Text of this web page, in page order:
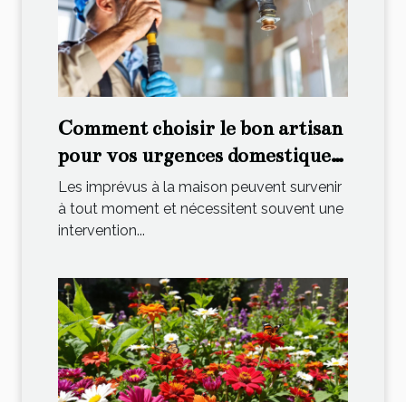
Comment choisir le bon artisan
pour vos urgences domestiques
?
Les imprévus à la maison peuvent survenir
à tout moment et nécessitent souvent une
intervention...